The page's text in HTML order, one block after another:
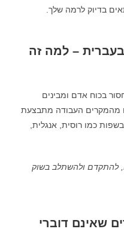
בדיוק לרמה שלך.
– למה זה
בכוח אדם ומבינים
מהמקרים העבודה מתבצעת
כמו רוסית, אנגלית,
להתקדם ולהשתלב בשוק
שאינם דוברי